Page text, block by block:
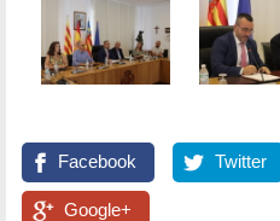
Facebook Twitter
Google+